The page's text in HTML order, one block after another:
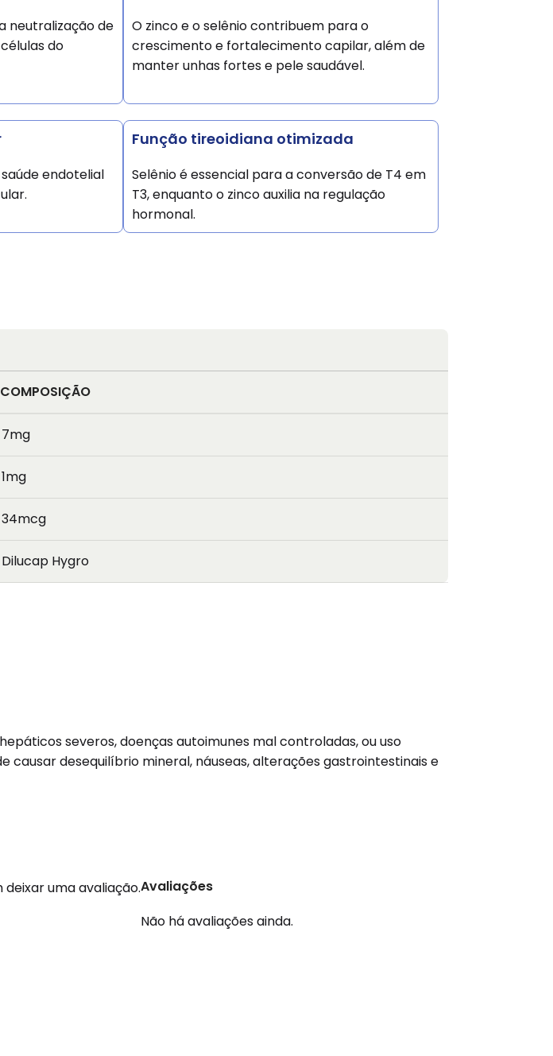
neutralização de
do
O zinco e o selênio contribuem para o
crescimento e fortalecimento capilar, além de
manter unhas fortes e pele saudável.
endotelial
Função tireoidiana otimizada
Selênio é essencial para a conversão de T4 em
T3, enquanto o zinco auxilia na regulação
hormonal.
COMPOSIÇÃO
7mg
1mg
34mcg
Dilucap Hygro
severos, doenças autoimunes mal controladas, ou uso
desequilíbrio mineral, náuseas, alterações gastrointestinais e
Avaliações
Não há avaliações ainda.
uma avaliação.